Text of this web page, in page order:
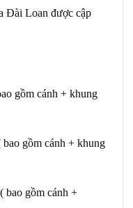
Đài Loan được cập
gồm cánh + khung
gồm cánh + khung
gồm cánh +